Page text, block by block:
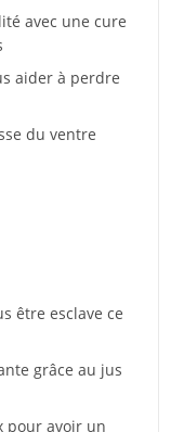
avec une cure
aider à perdre
du ventre
être esclave ce
grâce au jus
pour avoir un